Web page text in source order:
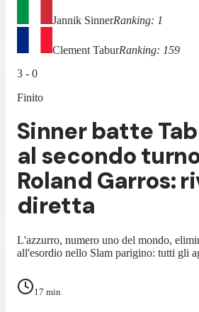
Jannik SinnerRanking: 1
Clement TaburRanking: 159
3 - 0
Finito
Sinner batte
al secondo
Roland Garros:
diretta
L'azzurro, numero uno del mondo,
all'esordio nello Slam parigino: tutti gli
17 min